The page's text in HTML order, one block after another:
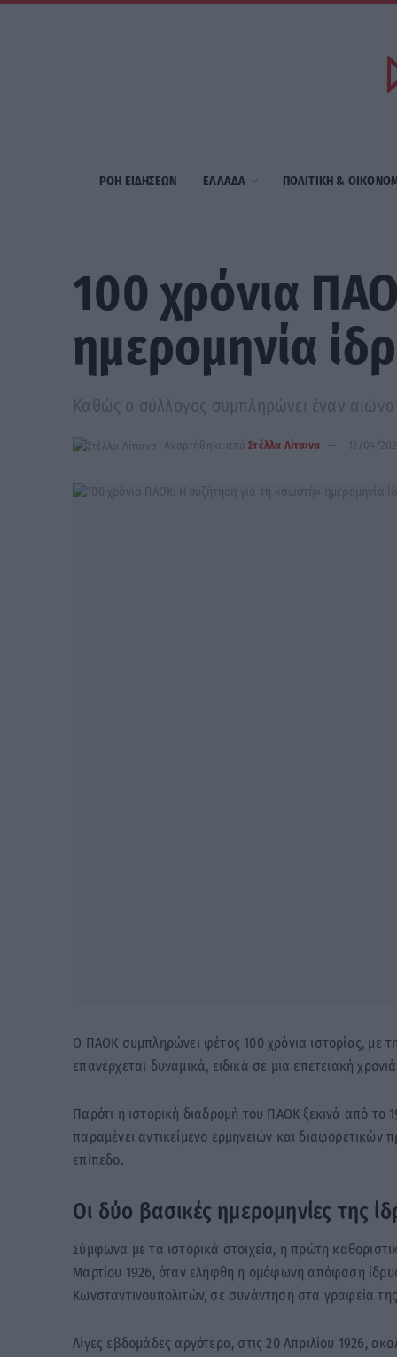
ΡΟΗ ΕΙΔΗΣΕΩΝ ΕΛΛΑΔΑ ΠΟΛΙΤΙΚΗ &
100 χρόνια
ημερομηνία
Καθώς ο σύλλογος συμπληρώνει έναν αιώνα
Αναρτήθηκε από Στέλλα Λίταινα 12/04/
Ο ΠΑΟΚ συμπληρώνει φέτος 100 χρόνια ιστορίας, με
επανέρχεται δυναμικά, ειδικά σε μια επετειακή
Παρότι η ιστορική διαδρομή του ΠΑΟΚ ξεκινά από το
παραμένει αντικείμενο ερμηνειών και
επίπεδο.
Οι δύο βασικές ημερομηνίες της
Σύμφωνα με τα ιστορικά στοιχεία, η πρώτη
Μαρτίου 1926, όταν ελήφθη η ομόφωνη απόφαση
Κωνσταντινουπολιτών, σε συνάντηση στα γραφεία
Λίγες εβδομάδες αργότερα, στις 20 Απριλίου 1926,